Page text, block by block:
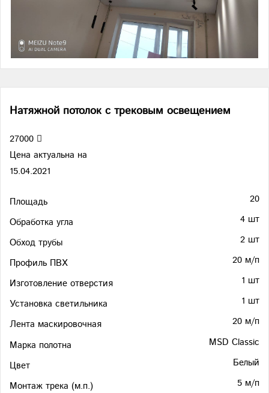
Натяжной потолок с трековым освещением
27000
Цена актуальна на
15.04.2021
Площадь
20
Обработка угла
4 шт
Обход трубы
2 шт
Профиль ПВХ
20 м/п
Изготовление отверстия
1 шт
Установка светильника
1 шт
Лента маскировочная
20 м/п
Марка полотна
MSD Classic
Цвет
Белый
Монтаж трека (м.п.)
5 м/п